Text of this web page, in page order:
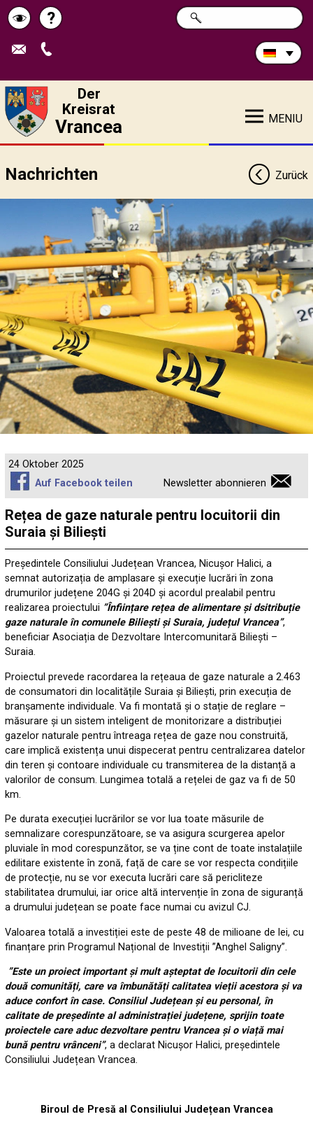
Schimbă
contrastul
Pagina
de
?
Durchsuchen
Sie
SUCHE
Der
Kreisrat
Vrancea MENIU
Nachrichten Zurück
24 Oktober 2025
Auf Facebook teilen
Newsletter abonnieren
Rețea de gaze naturale pentru locuitorii din
Suraia și Biliești
Președintele Consiliului Județean Vrancea, Nicușor Halici, a
semnat autorizația de amplasare și execuție lucrări în zona
drumurilor județene 204G și 204D și acordul prealabil pentru
realizarea proiectului ”Înființare rețea de alimentare și dsitribuție
gaze naturale în comunele Biliești și Suraia, județul Vrancea”,
beneficiar Asociația de Dezvoltare Intercomunitară Biliești –
Suraia.
Proiectul prevede racordarea la rețeaua de gaze naturale a 2.463
de consumatori din localitățile Suraia și Biliești, prin execuția de
branșamente individuale. Va fi montată și o stație de reglare –
măsurare și un sistem inteligent de monitorizare a distribuției
gazelor naturale pentru întreaga rețea de gaze nou construită,
care implică existența unui dispecerat pentru centralizarea datelor
din teren și contoare individuale cu transmiterea de la distanță a
valorilor de consum. Lungimea totală a rețelei de gaz va fi de 50
km.
Pe durata execuției lucrărilor se vor lua toate măsurile de
semnalizare corespunzătoare, se va asigura scurgerea apelor
pluviale în mod corespunzător, se va ține cont de toate instalațiile
edilitare existente în zonă, față de care se vor respecta condițiile
de protecție, nu se vor executa lucrări care să pericliteze
stabilitatea drumului, iar orice altă intervenție în zona de siguranță
a drumului județean se poate face numai cu avizul CJ.
Valoarea totală a investiției este de peste 48 de milioane de lei, cu
finanțare prin Programul Național de Investiții ”Anghel Saligny”.
”Este un proiect important și mult așteptat de locuitorii din cele
două comunități, care va îmbunătăți calitatea vieții acestora și va
aduce confort în case. Consiliul Județean și eu personal, în
calitate de președinte al administrației județene, sprijin toate
proiectele care aduc dezvoltare pentru Vrancea și o viață mai
bună pentru vrânceni”, a declarat Nicușor Halici, președintele
Consiliului Județean Vrancea.
Biroul de Presă al Consiliului Județean Vrancea